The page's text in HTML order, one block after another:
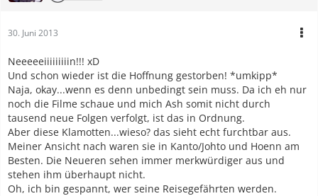
30. Juni 2013
Neeeeeiiiiiiiiin!!! xD
Und schon wieder ist die Hoffnung gestorben! *umkipp*
Naja, okay...wenn es denn unbedingt sein muss. Da ich eh nur
noch die Filme schaue und mich Ash somit nicht durch
tausend neue Folgen verfolgt, ist das in Ordnung.
Aber diese Klamotten...wieso? das sieht echt furchtbar aus.
Meiner Ansicht nach waren sie in Kanto/Johto und Hoenn am
Besten. Die Neueren sehen immer merkwürdiger aus und
stehen ihm überhaupt nicht.
Oh, ich bin gespannt, wer seine Reisegefährten werden.